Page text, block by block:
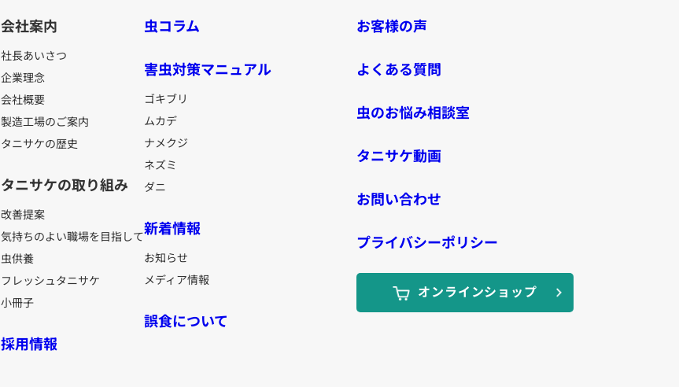
会社案内
社長あいさつ
企業理念
会社概要
製造工場のご案内
タニサケの歴史
タニサケの取り組み
改善提案
気持ちのよい職場を目指して
虫供養
フレッシュタニサケ
小冊子
採用情報
虫コラム
害虫対策マニュアル
ゴキブリ
ムカデ
ナメクジ
ネズミ
ダニ
新着情報
お知らせ
メディア情報
誤食について
お客様の声
よくある質問
虫のお悩み相談室
タニサケ動画
お問い合わせ
プライバシーポリシー
オンラインショップ